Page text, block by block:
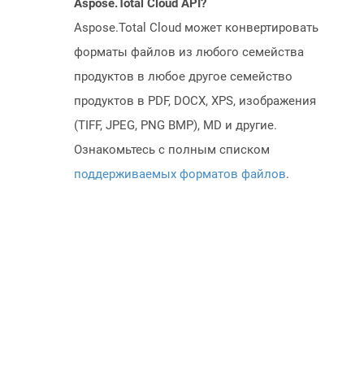
Aspose.Total Cloud API?
Aspose.Total Cloud может конвертировать
форматы файлов из любого семейства
продуктов в любое другое семейство
продуктов в PDF, DOCX, XPS, изображения
(TIFF, JPEG, PNG BMP), MD и другие.
Ознакомьтесь с полным списком
поддерживаемых форматов файлов.